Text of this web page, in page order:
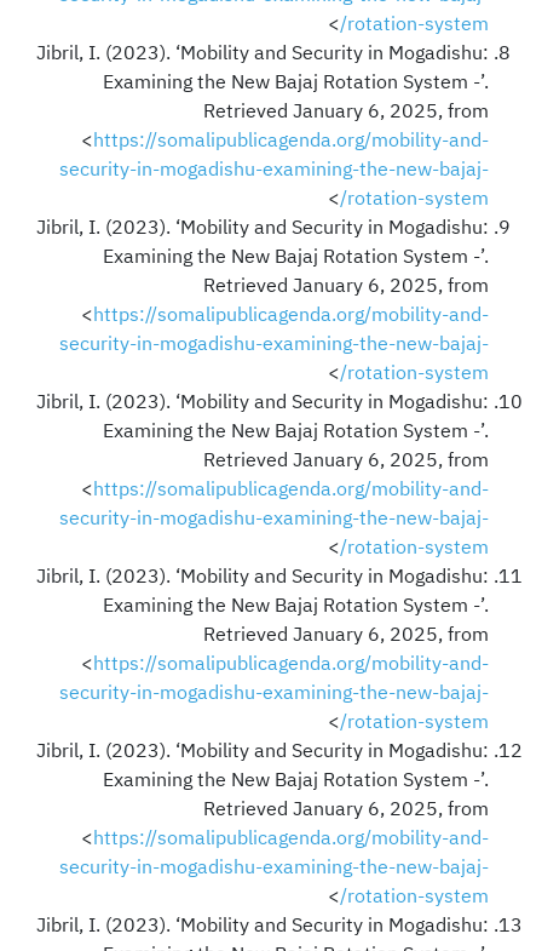
rotation-system/
>
Jibril, I. (2023). ‘Mobility and Security in Mogadishu:
Examining the New Bajaj Rotation System -’.
Retrieved January 6, 2025, from
<https://somalipublicagenda.org/mobility-and-
security-in-mogadishu-examining-the-new-bajaj-
rotation-system/
>
Jibril, I. (2023). ‘Mobility and Security in Mogadishu:
Examining the New Bajaj Rotation System -’.
Retrieved January 6, 2025, from
<https://somalipublicagenda.org/mobility-and-
security-in-mogadishu-examining-the-new-bajaj-
rotation-system/
>
Jibril, I. (2023). ‘Mobility and Security in Mogadishu:
Examining the New Bajaj Rotation System -’.
Retrieved January 6, 2025, from
<https://somalipublicagenda.org/mobility-and-
security-in-mogadishu-examining-the-new-bajaj-
rotation-system/
>
Jibril, I. (2023). ‘Mobility and Security in Mogadishu:
Examining the New Bajaj Rotation System -’.
Retrieved January 6, 2025, from
<https://somalipublicagenda.org/mobility-and-
security-in-mogadishu-examining-the-new-bajaj-
rotation-system/
>
Jibril, I. (2023). ‘Mobility and Security in Mogadishu:
Examining the New Bajaj Rotation System -’.
Retrieved January 6, 2025, from
<https://somalipublicagenda.org/mobility-and-
security-in-mogadishu-examining-the-new-bajaj-
rotation-system/
>
Jibril, I. (2023). ‘Mobility and Security in Mogadishu: